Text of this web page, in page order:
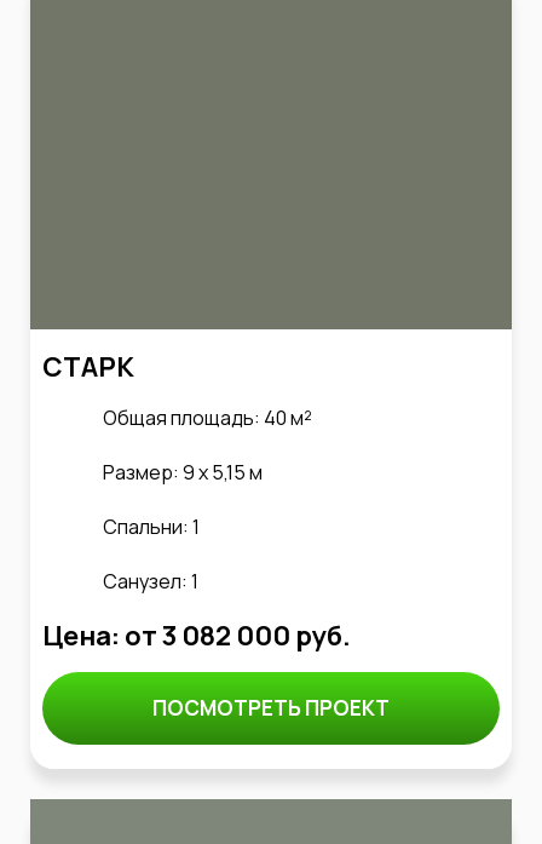
СТАРК
Общая площадь: 40 м²
Размер: 9 х 5,15 м
Спальни: 1
Санузел: 1
Цена: от 3 082 000 руб.
ПОСМОТРЕТЬ ПРОЕКТ